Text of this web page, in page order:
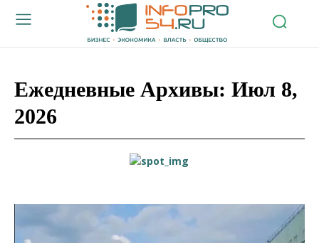
Ежедневные Архивы: Июл 8,
2026